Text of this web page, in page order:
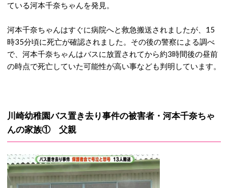
ている河本千奈ちゃんを発見。
河本千奈ちゃんはすぐに病院へと救急搬送されましたが、15
時35分頃に死亡が確認されました。その後の警察による調べ
で、河本千奈ちゃんはバスに放置されてから約3時間後の昼前
の時点で死亡していた可能性が高い事なども判明しています。
川崎幼稚園バス置き去り事件の被害者・河本千奈ちゃ
んの家族① 父親